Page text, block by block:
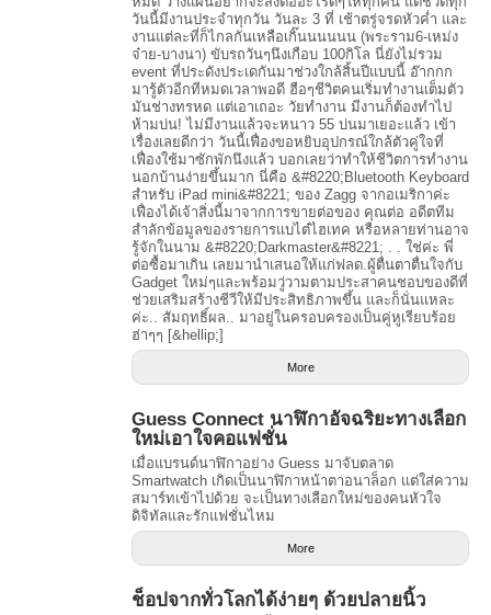
วันนี้มีงานประจำทุกวัน วันละ 3 ที่ เช้าตรู่จรดหัวค่ำ และ
งานแต่ละที่ก็ไกลกันเหลือเกิ๊นนนนนน (พระราม6-เหม่ง
จ๋าย-บางนา) ขับรถวันๆนึงเกือบ 100กิโล นี่ยังไม่รวม
event ที่ประดังประเดกันมาช่วงใกล้สิ้นปีแบบนี้ อ๊ากกก
มารู้ตัวอีกทีหมดเวลาพอดี ฮือๆชีวิตคนเริ่มทำงานเต็มตัว
มันช่างทรหด แต่เอาเถอะ วัยทำงาน มีงานก็ต้องทำไป
ห้ามบ่น! ไม่มีงานแล้วจะหนาว 55 บ่นมาเยอะแล้ว เข้า
เรื่องเลยดีกว่า วันนี้เฟื่องขอหยิบอุปกรณ์ใกล้ตัวคู่ใจที่
เฟื่องใช้มาซักพักนึงแล้ว บอกเลยว่าทำให้ชีวิตการทำงาน
นอกบ้านง่ายขึ้นมาก นี่คือ &#8220;Bluetooth Keyboard
สำหรับ iPad mini&#8221; ของ Zagg จากอเมริกาค่ะ
เฟื่องได้เจ้าสิ่งนี้มาจากการขายต่อของ คุณต่อ อดีตทีม
สำลักข้อมูลของรายการแบไต๋ไฮเทค หรือหลายท่านอาจ
รู้จักในนาม &#8220;Darkmaster&#8221; . . ใช่ค่ะ พี่
ต่อซื้อมาเกิน เลยมานำเสนอให้แก่ฟลด.ผู้ตื่นตาตื่นใจกับ
Gadget ใหม่ๆและพร้อมวู่วามตามประสาคนชอบของดีที่
ช่วยเสริมสร้างชีวีให้มีประสิทธิภาพขึ้น และก็นั่นแหละ
ค่ะ.. สัมฤทธิ์ผล.. มาอยู่ในครอบครองเป็นคู่หูเรียบร้อย
ฮ่าๆๆ [&hellip;]
More
Guess Connect นาฬิกาอัจฉริยะทางเลือก
ใหม่เอาใจคอแฟชั่น
เมื่อแบรนด์นาฬิกาอย่าง Guess มาจับตลาด
Smartwatch เกิดเป็นนาฬิกาหน้าตาอนาล็อก แต่ใส่ความ
สมาร์ทเข้าไปด้วย จะเป็นทางเลือกใหม่ของคนหัวใจ
ดิจิทัลและรักแฟชั่นไหม
More
ช็อปจากทั่วโลกได้ง่ายๆ ด้วยปลายนิ้ว